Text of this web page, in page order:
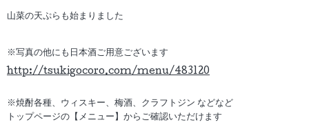
山菜の天ぷらも始まりました
※写真の他にも日本酒ご用意ございます
http://tsukigocoro.com/menu/483120
※焼酎各種、ウィスキー、梅酒、クラフトジン などなど
トップページの【メニュー】からご確認いただけます